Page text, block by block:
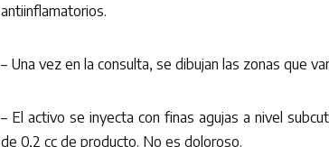
antiinflamatorios.
– Una vez en la consulta, se dibujan las zonas que
– El activo se inyecta con finas agujas a nivel
de 0,2 cc de producto. No es doloroso.